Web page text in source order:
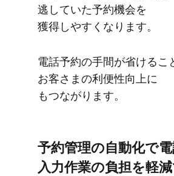
逃していた​予約機会を​
獲得しやすくなります。
電話予約の​手間が​省ける​こ
お客さまの​利便性向上に​
もつながります。
予約管理の​自動化で​
入力作業の​負担を​軽